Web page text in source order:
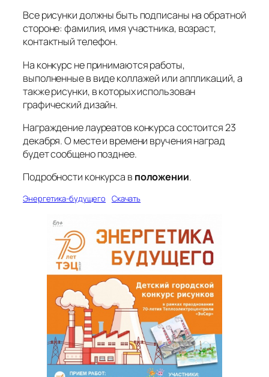
Все рисунки должны быть подписаны на обратной
стороне: фамилия, имя участника, возраст,
контактный телефон.
На конкурс не принимаются работы,
выполненные в виде коллажей или аппликаций, а
также рисунки, в которых использован
графический дизайн.
Награждение лауреатов конкурса состоится 23
декабря. О месте и времени вручения наград
будет сообщено позднее.
Подробности конкурса в положении.
Энергетика-будущего Скачать